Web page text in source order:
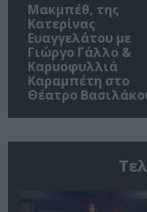
Μακμπέθ, της
Κατερίνας
Ευαγγελάτου με
Γιώργο Γάλλο &
Καρυοφυλλιά
Καραμπέτη στο
Θέατρο